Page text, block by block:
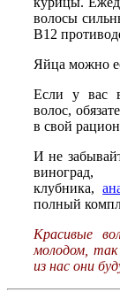
волосы
В12
Яйца можно
Если у вас
волос,
в свой
И не
клубника,
полный
Красивые
молодом,
из нас они